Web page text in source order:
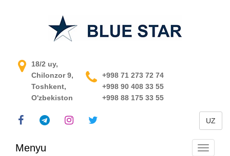
O'zbekistondagi jarayonni
boshqarish tizimi
18/2 uy,
Chilonzor 9,
Toshkent,
O'zbekiston
+998 71 273 72 74
+998 90 408 33 55
+998 88 175 33 55
UZ
Menyu